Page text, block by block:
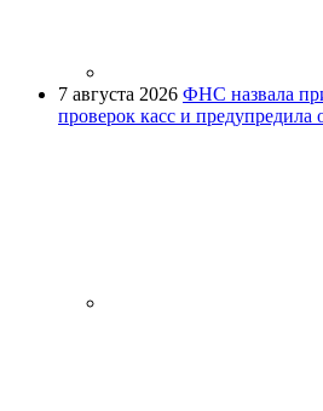
7 августа 2026 ФНС назвала
проверок касс и предупредила